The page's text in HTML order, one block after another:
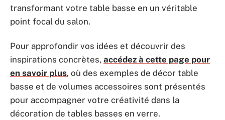
transformant votre table basse en un véritable
point focal du salon.
Pour approfondir vos idées et découvrir des
inspirations concrètes, accédez à cette page pour
en savoir plus, où des exemples de décor table
basse et de volumes accessoires sont présentés
pour accompagner votre créativité dans la
décoration de tables basses en verre.